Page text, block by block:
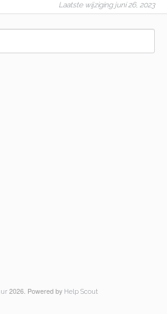
Laatste wijziging juni 26, 2023
2026. Powered by Help Scout